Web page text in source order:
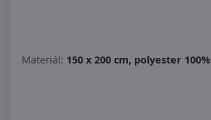
Materiál: 150 x 200 cm, polyester 100%